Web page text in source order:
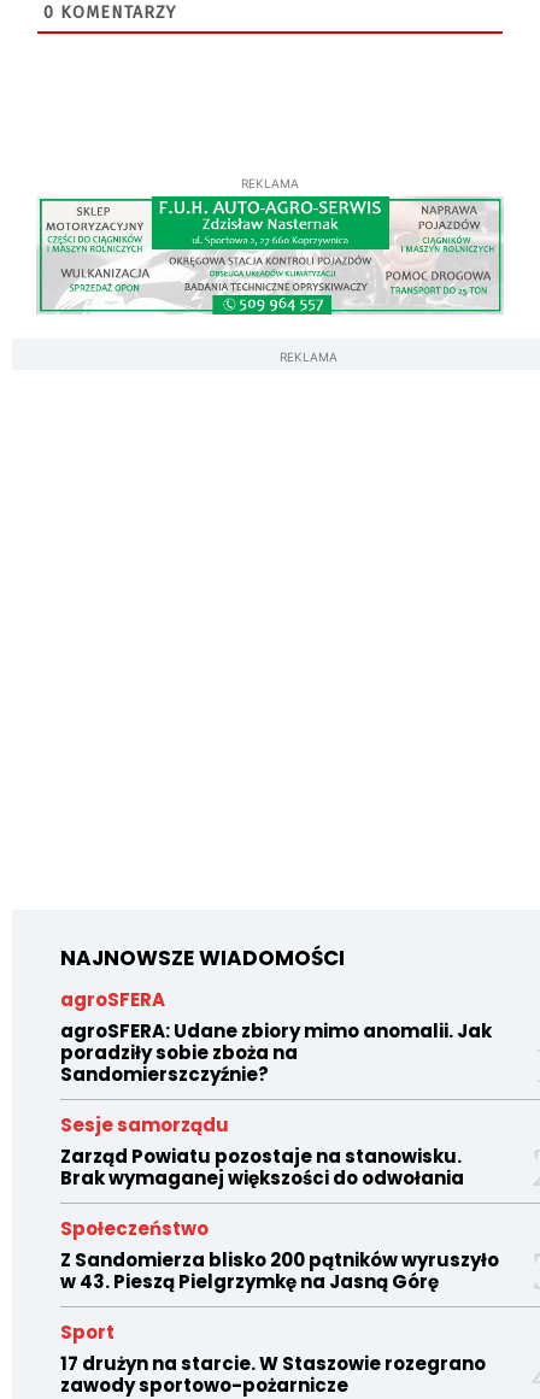
0 KOMENTARZY
REKLAMA
REKLAMA
NAJNOWSZE WIADOMOŚCI
agroSFERA
agroSFERA: Udane zbiory mimo anomalii. Jak
poradziły sobie zboża na
Sandomierszczyźnie?
Sesje samorządu
Zarząd Powiatu pozostaje na stanowisku.
Brak wymaganej większości do odwołania
Społeczeństwo
Z Sandomierza blisko 200 pątników wyruszyło
w 43. Pieszą Pielgrzymkę na Jasną Górę
Sport
17 drużyn na starcie. W Staszowie rozegrano
zawody sportowo-pożarnicze